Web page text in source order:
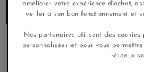
Envoi sous
Livraison gratuite
améliorer votre expérience d'achat,
veiller à son bon fonctionnement et
Nos partenaires utilisent des cookies
personnalisées et pour vous
réseaux